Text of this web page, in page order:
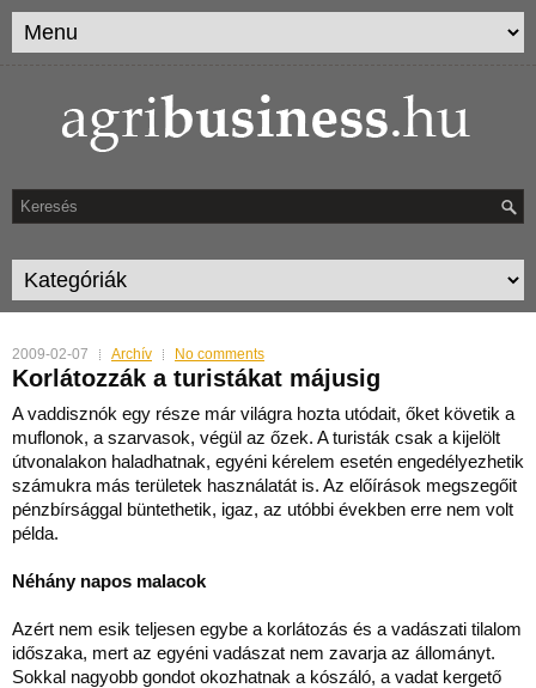
2009-02-07 Archív No comments
Korlátozzák a turistákat májusig
A vaddisznók egy része már világra hozta utódait, őket követik a
muflonok, a szarvasok, végül az őzek. A turisták csak a kijelölt
útvonalakon haladhatnak, egyéni kérelem esetén engedélyezhetik
számukra más területek használatát is. Az előírások megszegőit
pénzbírsággal büntethetik, igaz, az utóbbi években erre nem volt
példa.
Néhány napos malacok
Azért nem esik teljesen egybe a korlátozás és a vadászati tilalom
időszaka, mert az egyéni vadászat nem zavarja az állományt.
Sokkal nagyobb gondot okozhatnak a kószáló, a vadat kergető